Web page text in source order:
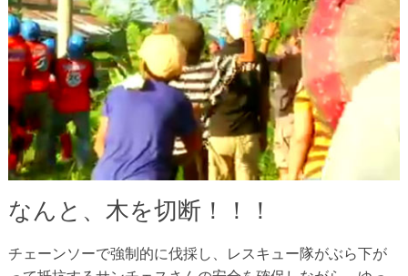
なんと、木を切断！！！
チェーンソーで強制的に伐採し、レスキュー隊がぶら下が